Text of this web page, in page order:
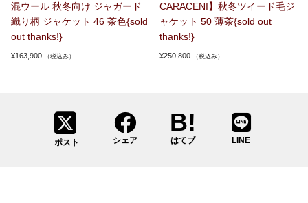
混ウール 秋冬向け ジャガード
織り柄 ジャケット 46 茶色{sold
out thanks!}
¥163,900 （税込み）
CARACENI】秋冬ツイード毛ジ
ャケット 50 薄茶{sold out
thanks!}
¥250,800 （税込み）
ポスト シェア はてブ LINE